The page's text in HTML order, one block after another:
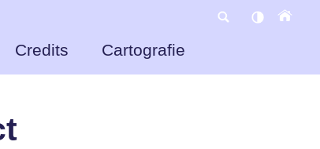
Credits Cartografie